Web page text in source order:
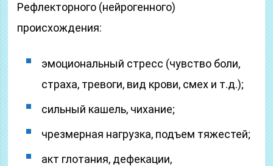
Рефлекторного (нейрогенного)
происхождения:
­эмоциональный стресс (чувство боли,
страха, тревоги, вид крови, смех и т.д.);
сильный кашель, чихание;
чрезмерная нагрузка, подъем тяжестей;
­акт глотания, дефекации,